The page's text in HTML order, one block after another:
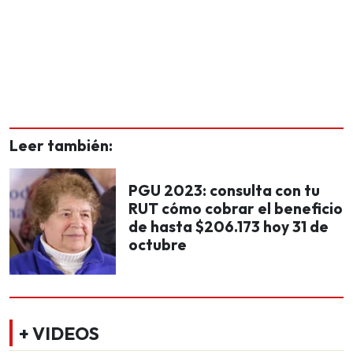
Leer también:
PGU 2023: consulta con tu
RUT cómo cobrar el beneficio
de hasta $206.173 hoy 31 de
octubre
+ VIDEOS